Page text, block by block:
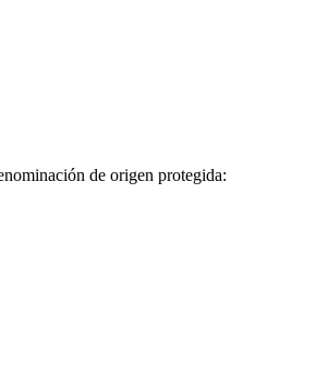
de origen protegida: